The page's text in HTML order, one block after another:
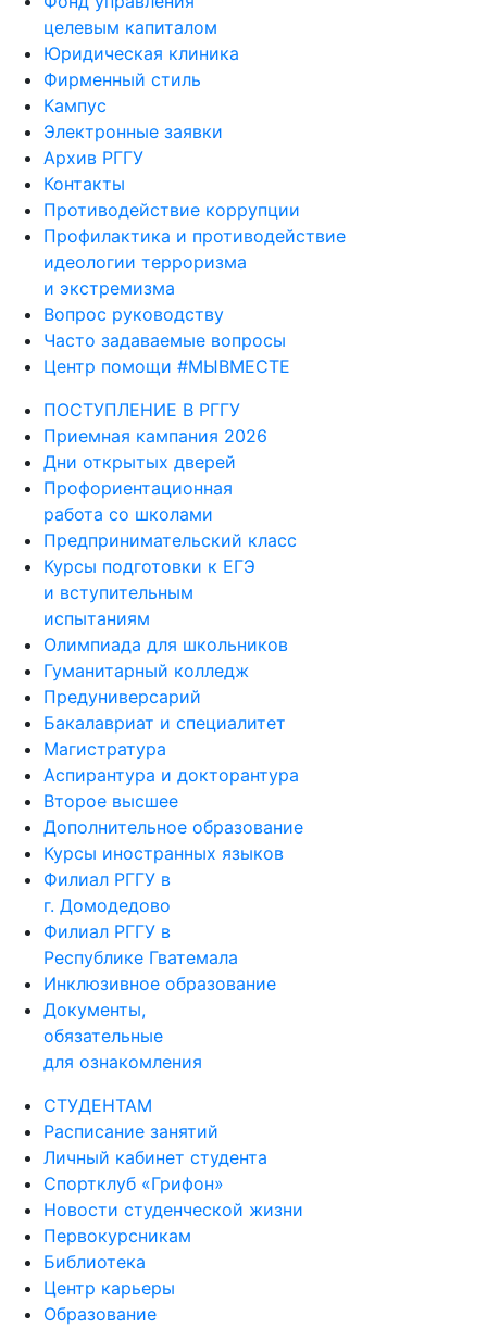
целевым капиталом
Юридическая клиника
Фирменный стиль
Кампус
Электронные заявки
Архив РГГУ
Контакты
Противодействие коррупции
Профилактика и противодействие
идеологии терроризма
и экстремизма
Вопрос руководству
Часто задаваемые вопросы
Центр помощи #МЫВМЕСТЕ
ПОСТУПЛЕНИЕ В РГГУ
Приемная кампания 2026
Дни открытых дверей
Профориентационная
работа со школами
Предпринимательский класс
Курсы подготовки к ЕГЭ
и вступительным
испытаниям
Олимпиада для школьников
Гуманитарный колледж
Предуниверсарий
Бакалавриат и специалитет
Магистратура
Аспирантура и докторантура
Второе высшее
Дополнительное образование
Курсы иностранных языков
Филиал РГГУ в
г. Домодедово
Филиал РГГУ в
Республике Гватемала
Инклюзивное образование
Документы,
обязательные
для ознакомления
СТУДЕНТАМ
Расписание занятий
Личный кабинет студента
Спортклуб «Грифон»
Новости студенческой жизни
Первокурсникам
Библиотека
Центр карьеры
Образование